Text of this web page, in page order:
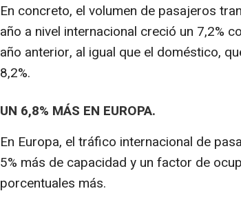
En concreto, el volumen de pasajeros
año a nivel internacional creció un 7,2%
año anterior, al igual que el doméstico,
8,2%.
UN 6,8% MÁS EN EUROPA.
En Europa, el tráfico internacional de
5% más de capacidad y un factor de
porcentuales más.